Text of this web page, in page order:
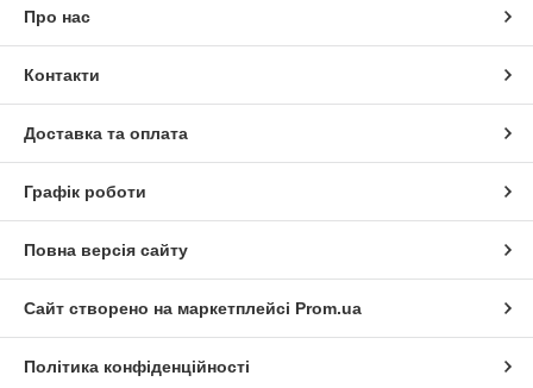
Про нас
Контакти
Доставка та оплата
Графік роботи
Повна версія сайту
Сайт створено на маркетплейсі Prom.ua
Політика конфіденційності